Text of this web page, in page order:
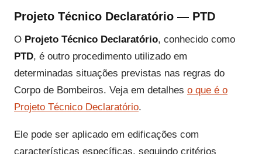
Projeto Técnico Declaratório — PTD
O Projeto Técnico Declaratório, conhecido como
PTD, é outro procedimento utilizado em
determinadas situações previstas nas regras do
Corpo de Bombeiros. Veja em detalhes o que é o
Projeto Técnico Declaratório.
Ele pode ser aplicado em edificações com
características específicas, seguindo critérios